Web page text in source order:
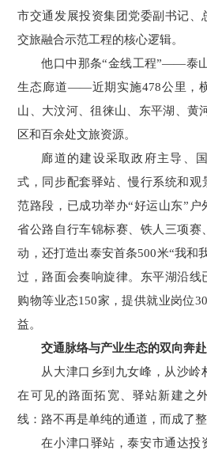
市交通发展投资集团党委副书记、
交旅融合示范工程的核心逻辑。
他口中那条“金线工程”——泰
生态廊道——近期实施478公里，
山、大汶河、徂徕山、东平湖、黄
区和百余处文旅资源。
廊道的建设采取政府主导、
式，同步配套驿站、慢行系统和观
范路段，已成功举办“好运山东”户
省公路自行车锦标赛、铁人三项赛
动，还打造出泰安首条500米“我和
过，路面会奏响旋律。东平湖沿线
购物等业态150家，提供就业岗位
益。
交通脉络与产业生态的双向奔赴
从大津口乡到九女峰，从沙岭
在可见的路面拓宽、驿站新建之
线：路不再是单纯的通道，而成了整
在小津口驿站，泰安市通达投